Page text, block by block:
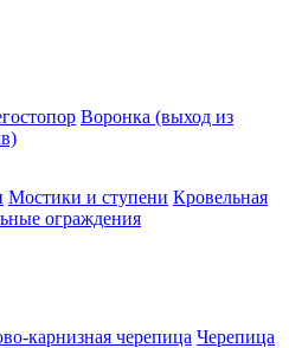
Воронка (выход из
Мостики и ступени Кровельная
ограждения
карнизная черепица Черепица